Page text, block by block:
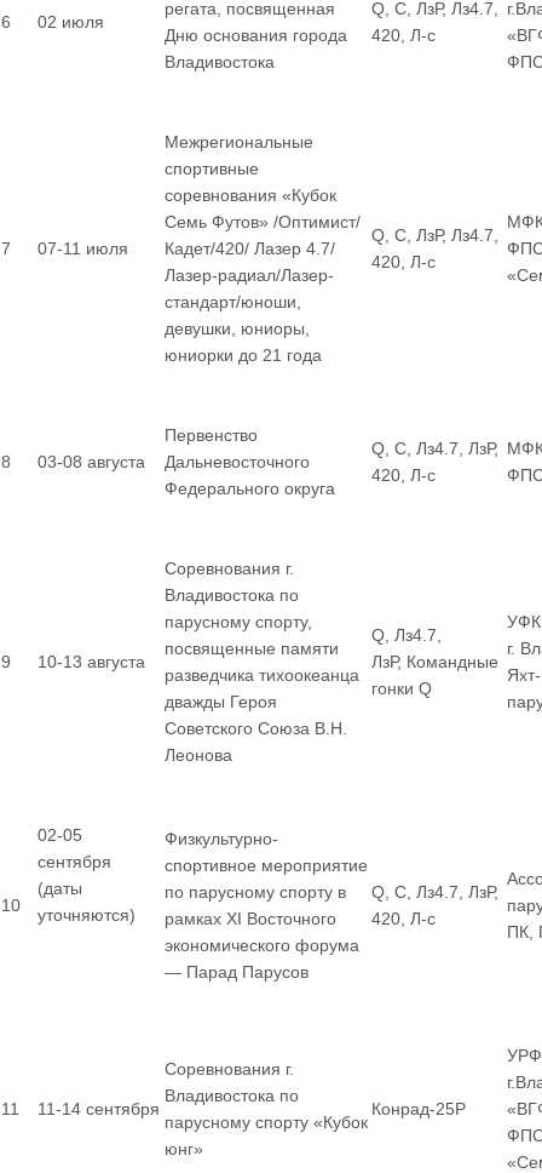
6 02 июля
регата, посвященная
Дню основания города
Владивостока
Q, С, ЛзР, Лз4.7,
420, Л-с
7 07-11 июля
Межрегиональные
спортивные
соревнования «Кубок
Семь Футов» /Оптимист/
Кадет/420/ Лазер 4.7/
Лазер-радиал/Лазер-
стандарт/юноши,
девушки, юниоры,
юниорки до 21 года
Q, С, ЛзР, Лз4.7,
420, Л-с
8 03-08 августа
Первенство
Дальневосточного
Федерального округа
Q, С, Лз4.7, ЛзР,
420, Л-с
9 10-13 августа
Соревнования г.
Владивостока по
парусному спорту,
посвященные памяти
разведчика тихоокеанца
дважды Героя
Советского Союза В.Н.
Леонова
Q, Лз4.7,
ЛзР, Командные
гонки Q
г.
10
02-05
сентября
(даты
уточняются)
Физкультурно-
спортивное мероприятие
по парусному спорту в
рамках XI Восточного
экономического форума
— Парад Парусов
Q, С, Лз4.7, ЛзР,
420, Л-с
ПК,
11 11-14 сентября
Соревнования г.
Владивостока по
парусному спорту «Кубок
юнг»
Конрад-25Р